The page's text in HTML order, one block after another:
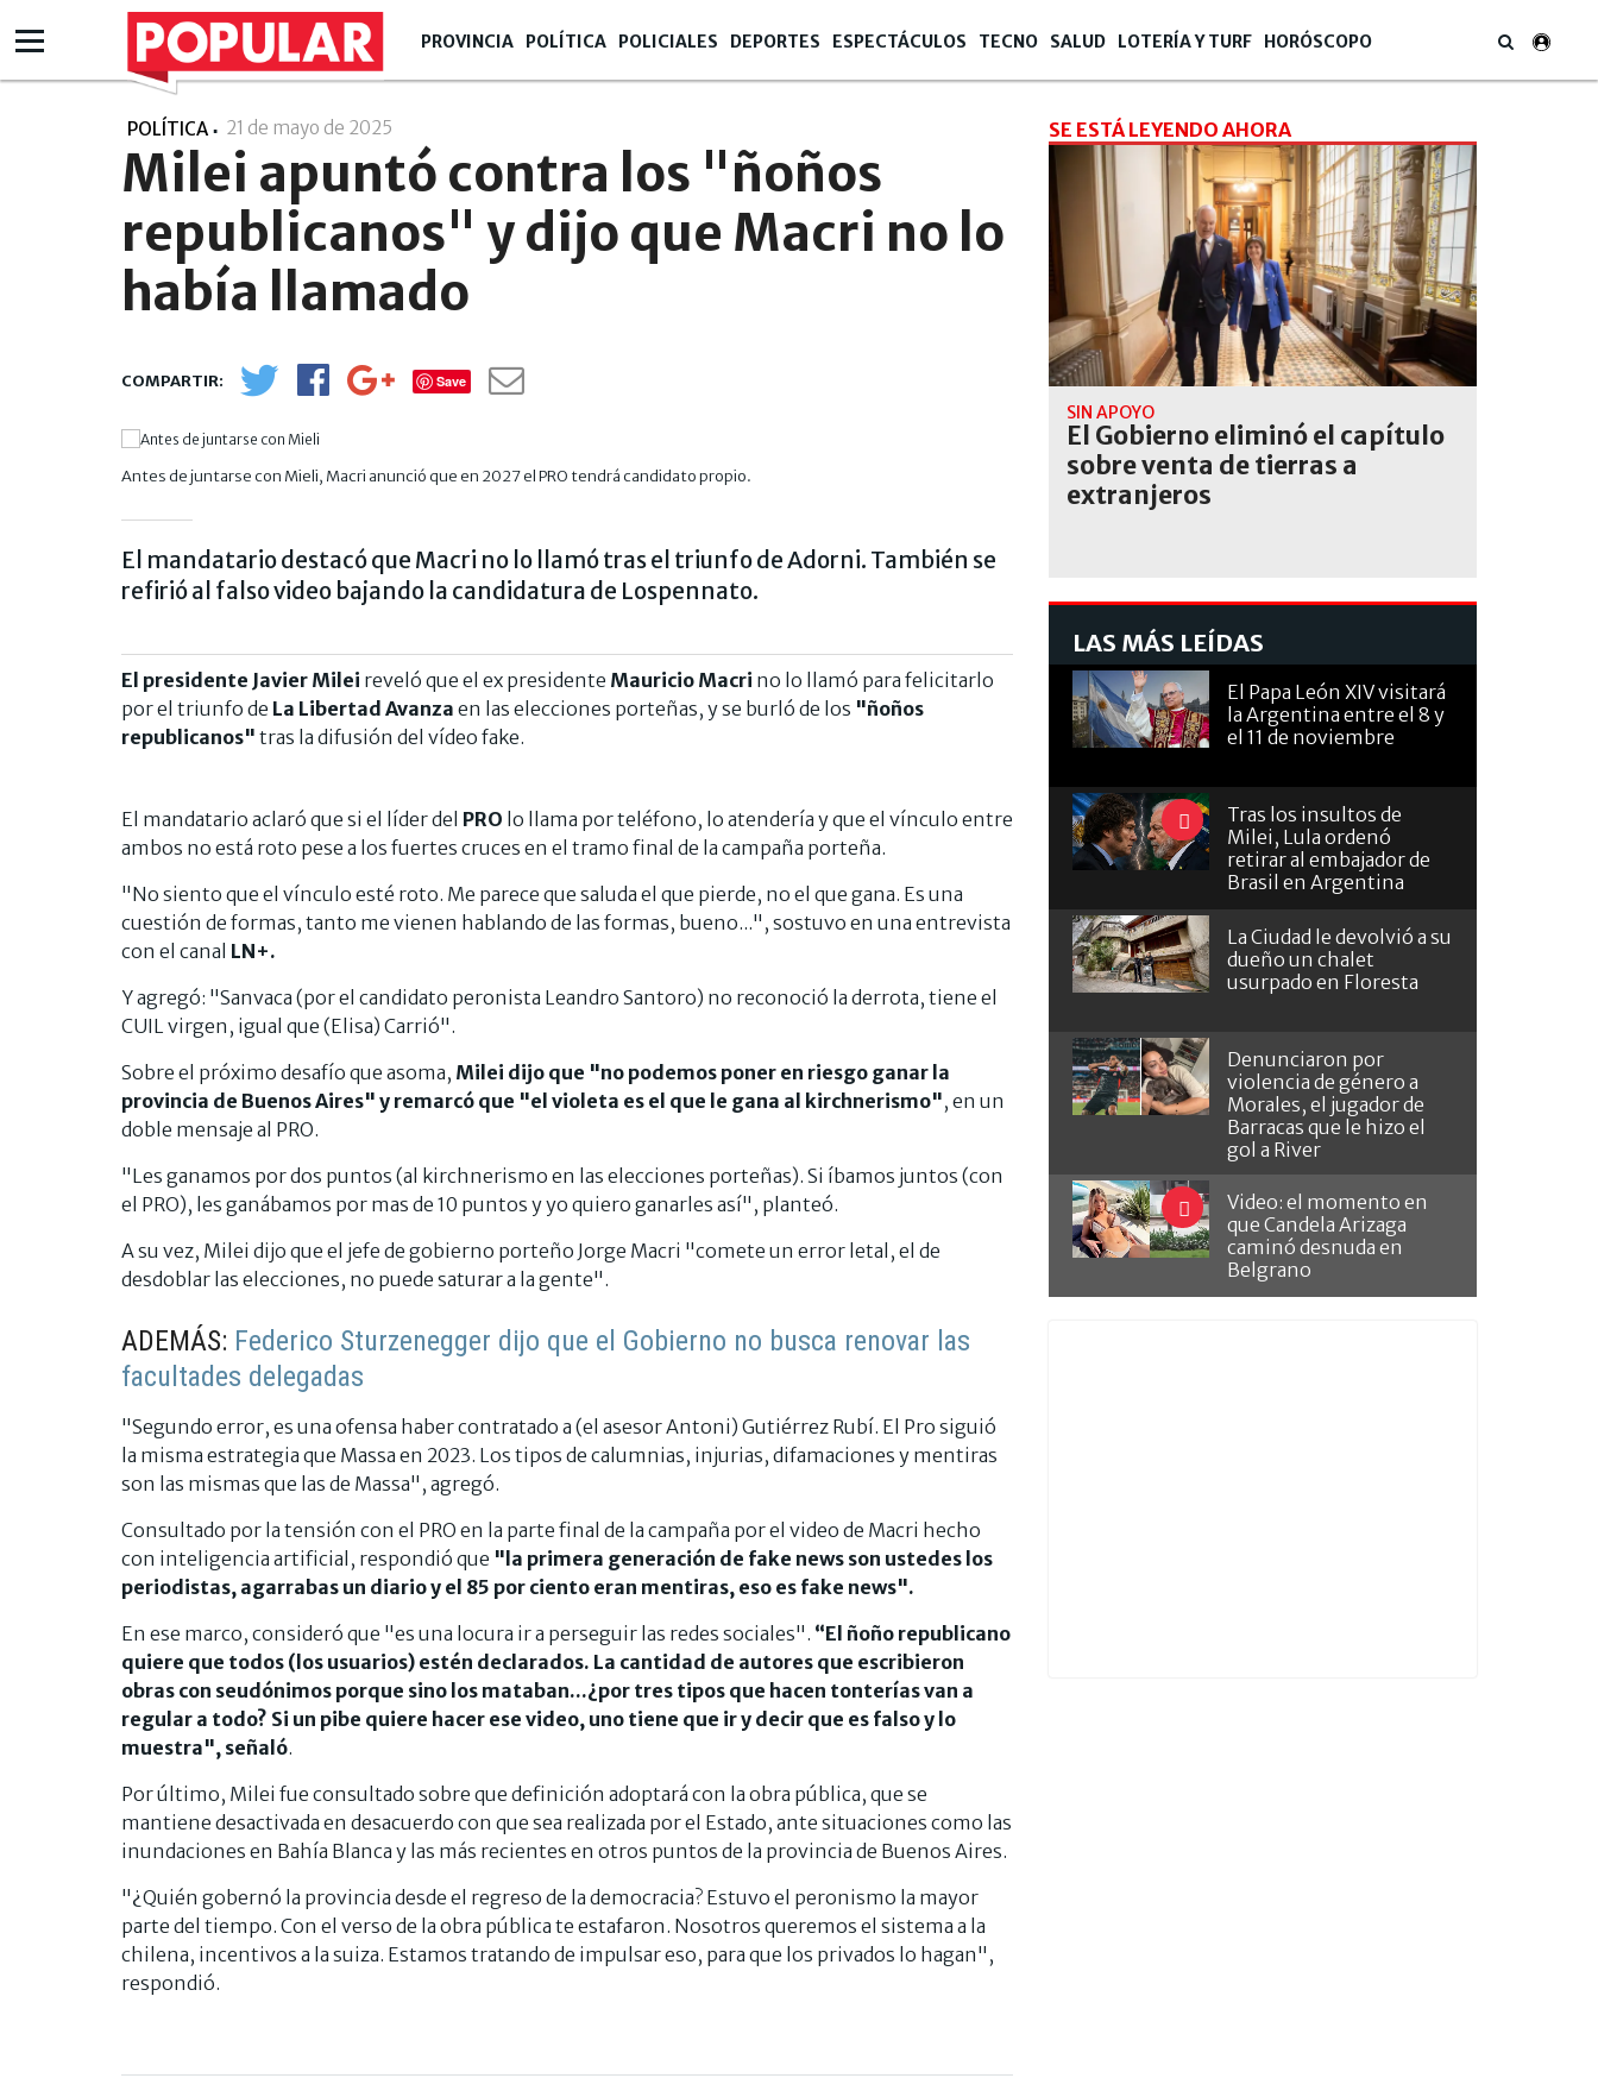
PROVINCIA POLÍTICA POLICIALES DEPORTES ESPECTÁCULOS TECNO SALUD LOTERÍA Y TURF HORÓSCOPO
POLÍTICA 21 de mayo de 2025
Milei apuntó contra los "ñoños
republicanos" y dijo que Macri no lo
había llamado
Save
Antes de juntarse con Mieli, Macri anunció que en 2027 el PRO tendrá candidato propio.
El mandatario destacó que Macri no lo llamó tras el triunfo de Adorni. También se
refirió al falso video bajando la candidatura de Lospennato.
El presidente Javier Milei reveló que el ex presidente Mauricio Macri no lo llamó para felicitarlo
por el triunfo de La Libertad Avanza en las elecciones porteñas, y se burló de los "ñoños
republicanos" tras la difusión del vídeo fake.
El mandatario aclaró que si el líder del PRO lo llama por teléfono, lo atendería y que el vínculo entre
ambos no está roto pese a los fuertes cruces en el tramo final de la campaña porteña.
"No siento que el vínculo esté roto. Me parece que saluda el que pierde, no el que gana. Es una
cuestión de formas, tanto me vienen hablando de las formas, bueno...", sostuvo en una entrevista
con el canal LN+.
Y agregó: "Sanvaca (por el candidato peronista Leandro Santoro) no reconoció la derrota, tiene el
CUIL virgen, igual que (Elisa) Carrió".
Sobre el próximo desafío que asoma, Milei dijo que "no podemos poner en riesgo ganar la
provincia de Buenos Aires" y remarcó que "el violeta es el que le gana al kirchnerismo", en un
doble mensaje al PRO.
"Les ganamos por dos puntos (al kirchnerismo en las elecciones porteñas). Si íbamos juntos (con
el PRO), les ganábamos por mas de 10 puntos y yo quiero ganarles así", planteó.
A su vez, Milei dijo que el jefe de gobierno porteño Jorge Macri "comete un error letal, el de
desdoblar las elecciones, no puede saturar a la gente".
ADEMÁS: Federico Sturzenegger dijo que el Gobierno no busca renovar las
facultades delegadas
"Segundo error, es una ofensa haber contratado a (el asesor Antoni) Gutiérrez Rubí. El Pro siguió
la misma estrategia que Massa en 2023. Los tipos de calumnias, injurias, difamaciones y mentiras
son las mismas que las de Massa", agregó.
Consultado por la tensión con el PRO en la parte final de la campaña por el video de Macri hecho
con inteligencia artificial, respondió que "la primera generación de fake news son ustedes los
periodistas, agarrabas un diario y el 85 por ciento eran mentiras, eso es fake news".
En ese marco, consideró que "es una locura ir a perseguir las redes sociales". “El ñoño republicano
quiere que todos (los usuarios) estén declarados. La cantidad de autores que escribieron
obras con seudónimos porque sino los mataban...¿por tres tipos que hacen tonterías van a
regular a todo? Si un pibe quiere hacer ese video, uno tiene que ir y decir que es falso y lo
muestra", señaló.
Por último, Milei fue consultado sobre que definición adoptará con la obra pública, que se
mantiene desactivada en desacuerdo con que sea realizada por el Estado, ante situaciones como las
inundaciones en Bahía Blanca y las más recientes en otros puntos de la provincia de Buenos Aires.
"¿Quién gobernó la provincia desde el regreso de la democracia? Estuvo el peronismo la mayor
parte del tiempo. Con el verso de la obra pública te estafaron. Nosotros queremos el sistema a la
chilena, incentivos a la suiza. Estamos tratando de impulsar eso, para que los privados lo hagan",
respondió.
SE ESTÁ LEYENDO AHORA
SIN APOYO
El Gobierno eliminó el capítulo
sobre venta de tierras a
extranjeros
LAS MÁS LEÍDAS
El Papa León XIV visitará
la Argentina entre el 8 y
el 11 de noviembre
Tras los insultos de
Milei, Lula ordenó
retirar al embajador de
Brasil en Argentina
La Ciudad le devolvió a su
dueño un chalet
usurpado en Floresta
Denunciaron por
violencia de género a
Morales, el jugador de
Barracas que le hizo el
gol a River
Video: el momento en
que Candela Arizaga
caminó desnuda en
Belgrano